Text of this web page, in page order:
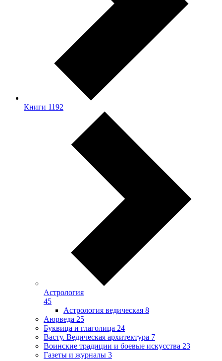
Книги 1192
Астрология
45
Астрология ведическая 8
Аюрведа 25
Буквица и глаголица 24
Васту. Ведическая архитектура 7
Воинские традиции и боевые искусства 23
Газеты и журналы 3